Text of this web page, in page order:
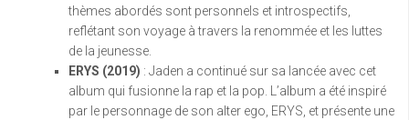
thèmes abordés sont personnels et introspectifs,
reflétant son voyage à travers la renommée et les luttes
de la jeunesse.
ERYS (2019) : Jaden a continué sur sa lancée avec cet
album qui fusionne la rap et la pop. L’album a été inspiré
par le personnage de son alter ego, ERYS, et présente une